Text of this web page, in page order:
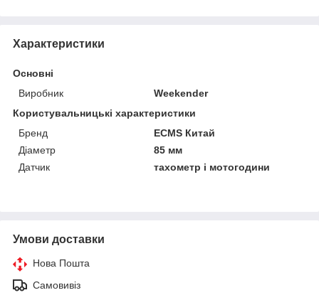
Характеристики
Основні
Виробник
Weekender
Користувальницькі характеристики
Бренд
ECMS Китай
Діаметр
85 мм
Датчик
тахометр і мотогодини
Умови доставки
Нова Пошта
Самовивіз